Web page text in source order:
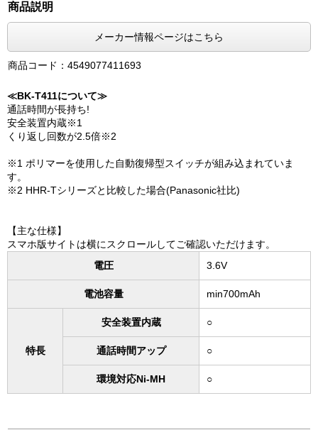
商品説明
メーカー情報ページはこちら
商品コード：4549077411693
≪BK-T411について≫
通話時間が長持ち!
安全装置内蔵※1
くり返し回数が2.5倍※2
※1 ポリマーを使用した自動復帰型スイッチが組み込まれていま
す。
※2 HHR-Tシリーズと比較した場合(Panasonic社比)
【主な仕様】
スマホ版サイトは横にスクロールしてご確認いただけます。
電圧
3.6V
電池容量 min700mAh
特長
安全装置内蔵 ○
通話時間アップ ○
環境対応Ni-MH ○